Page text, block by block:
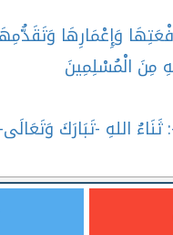
وَإِعْمَارِهَا
مِنَ الْمُسْلِمِينَ
اللهِ -تَبَارَكَ